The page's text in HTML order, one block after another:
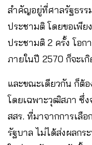
สำคัญอยู่ที่ศาลรัฐธรร
ประชามติ โดยขอเพี
ประชามติ 2 ครั้ง โอ
ภายในปี 2570 ก็จะเกิ
และขณะเดียวกัน ก็ต้
โดยเฉพาะวุฒิสภา ซึ่
สสร. ที่มาจากการเลือ
รัฐบาล ไม่ได้ส่งผลก